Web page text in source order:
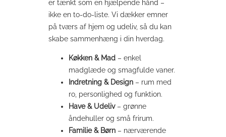
er tænkt som en hjælpende hånd –
ikke en to-do-liste. Vi dækker emner
på tværs af hjem og udeliv, så du kan
skabe sammenhæng i din hverdag.
Køkken & Mad – enkel
madglæde og smagfulde vaner.
Indretning & Design – rum med
ro, personlighed og funktion.
Have & Udeliv– grønne
åndehuller og små frirum.
Familie & Børn – nærværende